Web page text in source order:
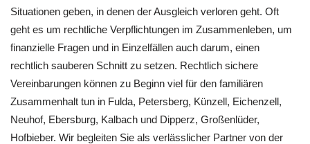
Situationen geben, in denen der Ausgleich verloren geht. Oft
geht es um rechtliche Verpflichtungen im Zusammenleben, um
finanzielle Fragen und in Einzelfällen auch darum, einen
rechtlich sauberen Schnitt zu setzen. Rechtlich sichere
Vereinbarungen können zu Beginn viel für den familiären
Zusammenhalt tun in Fulda, Petersberg, Künzell, Eichenzell,
Neuhof, Ebersburg, Kalbach und Dipperz, Großenlüder,
Hofbieber. Wir begleiten Sie als verlässlicher Partner von der